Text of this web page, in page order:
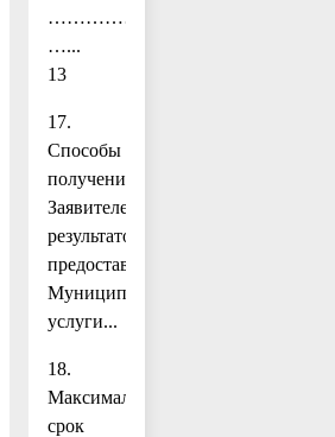
…...
13
17.
Способы
получения
Заявителем
результатов
предоставления
Муниципальной
услуги...
18.
Максимальный
срок